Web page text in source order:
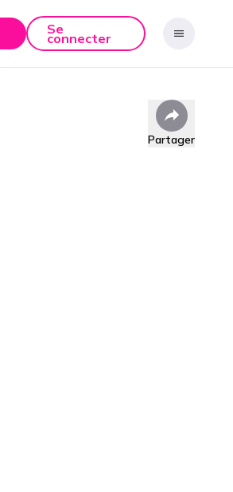
Se
connecter
Partager